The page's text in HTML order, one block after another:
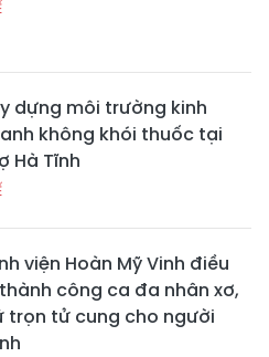
dựng môi trường kinh
không khói thuốc tại
Hà Tĩnh
viện Hoàn Mỹ Vinh điều
công ca đa nhân xơ,
trọn tử cung cho người